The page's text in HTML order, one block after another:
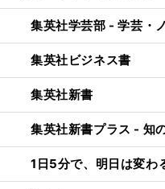
集英社学芸部 - 学芸・
集英社ビジネス書
集英社新書
集英社新書プラス - 知
1日5分で、明日は変